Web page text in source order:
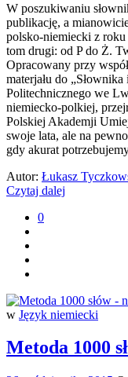
W poszukiwaniu
publikację, a
polsko-niemiecki z
tom drugi: od P do Ż.
Opracowany przy
materjału do
Politechnicznego we
niemiecko-polkiej,
Polskiej Akademji
swoje lata, ale na
gdy akurat
Autor: Łukasz
Czytaj dalej
0
w Język niemiecki
Metoda 1000